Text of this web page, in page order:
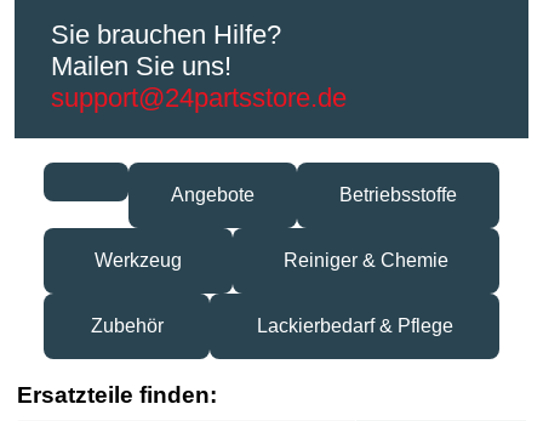
Sie brauchen Hilfe?
Mailen Sie uns!
support@24partsstore.de
Angebote Betriebsstoffe
Werkzeug Reiniger & Chemie
Zubehör Lackierbedarf & Pflege
Ersatzteile finden: